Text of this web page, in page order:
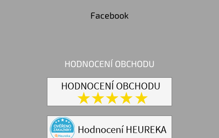
Facebook
HODNOCENÍ OBCHODU